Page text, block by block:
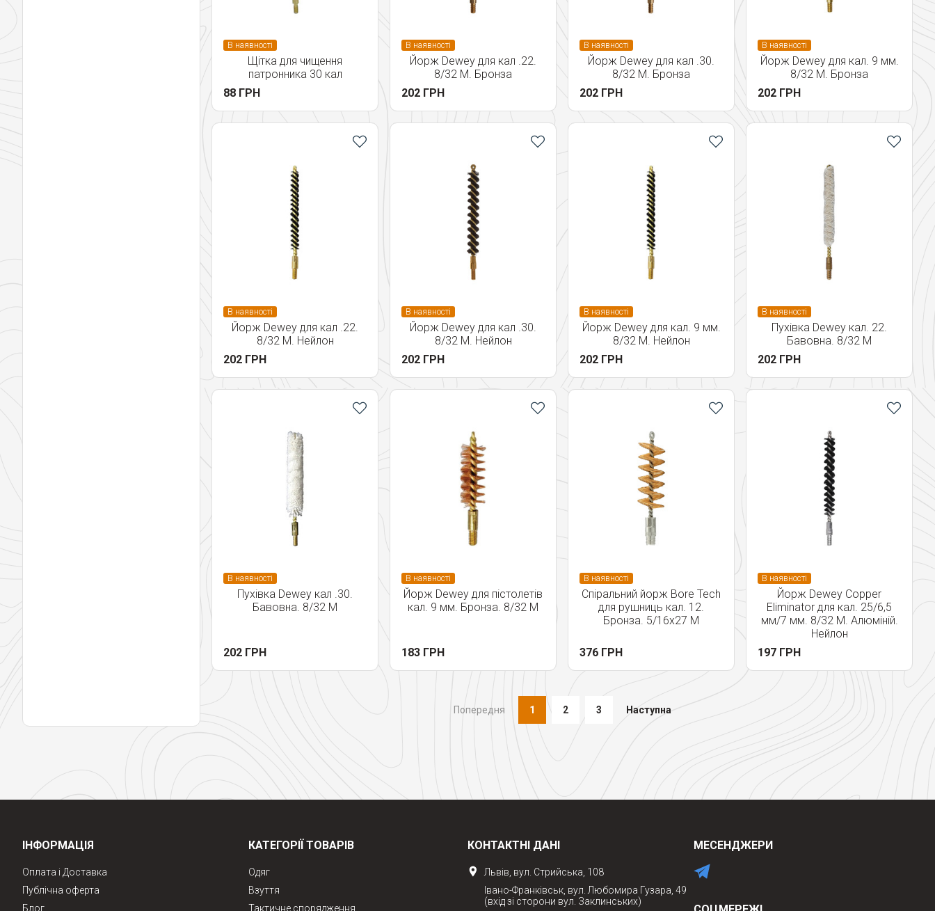
В наявності
Щітка для чищення
патронника 30 кал
88 ГРН
В наявності
Йорж Dewey для кал .22.
8/32 M. Бронза
202 ГРН
В наявності
Йорж Dewey для кал .30.
8/32 M. Бронза
202 ГРН
В наявності
Йорж Dewey для кал. 9 мм.
8/32 M. Бронза
202 ГРН
В наявності
Йорж Dewey для кал .22.
8/32 M. Нейлон
202 ГРН
В наявності
Йорж Dewey для кал .30.
8/32 M. Нейлон
202 ГРН
В наявності
Йорж Dewey для кал. 9 мм.
8/32 M. Нейлон
202 ГРН
В наявності
Пухівка Dewey кал. 22.
Бавовна. 8/32 M
202 ГРН
В наявності
Пухівка Dewey кал .30.
Бавовна. 8/32 M
202 ГРН
В наявності
Йорж Dewey для пістолетів
кал. 9 мм. Бронза. 8/32 M
183 ГРН
В наявності
Спіральний йорж Bore Tech
для рушниць кал. 12.
Бронза. 5/16x27 M
376 ГРН
В наявності
Йорж Dewey Copper
Eliminator для кал. 25/6,5
мм/7 мм. 8/32 M. Алюміній.
Нейлон
197 ГРН
Попередня 1 2 3 Наступна
ІНФОРМАЦІЯ
Оплата і Доставка
Публічна оферта
Блог
КАТЕГОРІЇ ТОВАРІВ
Одяг
Взуття
Тактичне спорядження
КОНТАКТНІ ДАНІ
Львів, вул. Стрийська, 108
Івано-Франківськ, вул. Любомира Гузара, 49
(вхід зі сторони вул. Заклинських)
МЕСЕНДЖЕРИ